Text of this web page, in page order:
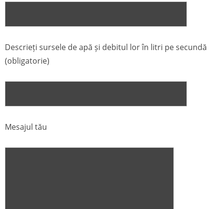
Descrieți sursele de apă și debitul lor în litri pe secundă
(obligatorie)
Mesajul tău